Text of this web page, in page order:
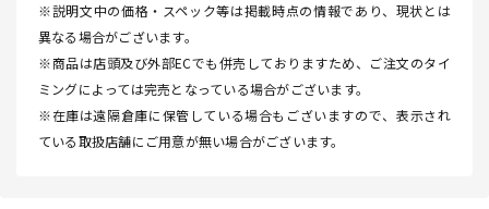
※説明文中の価格・スペック等は掲載時点の情報であり、現状とは
異なる場合がございます。
※商品は店頭及び外部ECでも併売しておりますため、ご注文のタイ
ミングによっては完売となっている場合がございます。
※在庫は遠隔倉庫に保管している場合もございますので、表示され
ている取扱店舗にご用意が無い場合がございます。